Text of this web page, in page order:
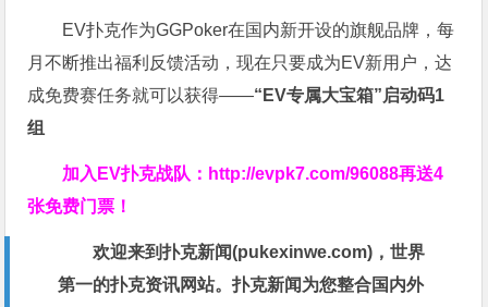
EV扑克作为GGPoker在国内新开设的旗舰品牌，每
月不断推出福利反馈活动，现在只要成为EV新用户，达
成免费赛任务就可以获得——“EV专属大宝箱”启动码1
组
加入EV扑克战队： http://evpk7.com/96088再送4
张免费门票！
欢迎来到扑克新闻(pukexinwe.com)，世界
第一的扑克资讯网站。扑克新闻为您整合国内外